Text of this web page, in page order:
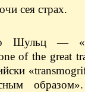
сея страх.
Шульц —
of the great